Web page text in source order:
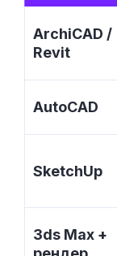
ArchiCAD /
Revit
AutoCAD
SketchUp
3ds Max +